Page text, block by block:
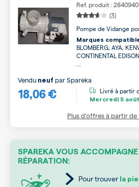
Ref. produit :
(3)
Pompe de Vidange
Marques
BLOMBERG, AYA,
CONTINENTAL
18,06 €
Vendu neuf parSpareka
Livré à partir
Mercredi 5 août
Plus d’offres à partir de
SPAREKA VOUS
RÉPARATION:
Pour trouver la